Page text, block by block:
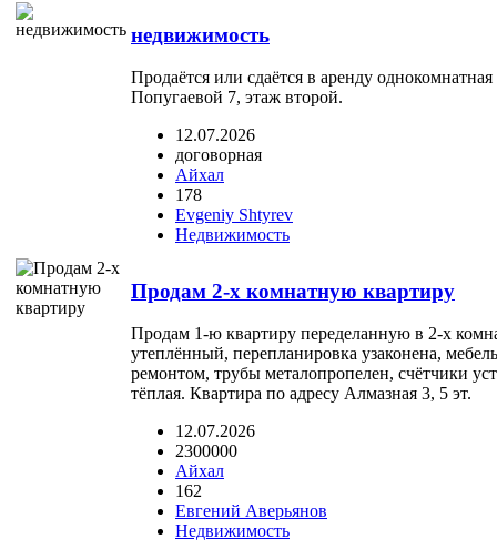
недвижимость
Продаётся или сдаётся в аренду
Попугаевой 7, этаж второй.
12.07.2026
договорная
Айхал
178
Evgeniy Shtyrev
Недвижимость
Продам 2-х комнатную квартиру
Продам 1-ю квартиру переделанную в 2-х
утеплённый, перепланировка узаконена, мебель
ремонтом, трубы металопропелен, счётчики
тёплая. Квартира по адресу Алмазная 3, 5 эт.
12.07.2026
2300000
Айхал
162
Евгений Аверьянов
Недвижимость